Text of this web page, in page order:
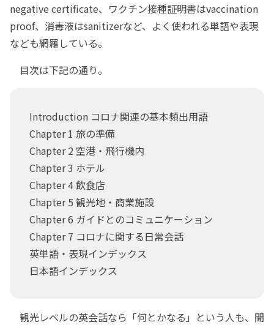
negative certificate、ワクチン接種証明書はvaccination
proof、消毒液はsanitizerなど、よく使われる単語や表現
なども網羅している。
目次は下記の通り。
Introduction コロナ関連の基本頻出用語
Chapter 1 旅の準備
Chapter 2 空港・飛行機内
Chapter 3 ホテル
Chapter 4 飲食店
Chapter 5 観光地・商業施設
Chapter 6 ガイドとのコミュニケーション
Chapter 7 コロナに関する日常会話
英単語・表現インデックス
日本語インデックス
観光レベルの英会話なら「何とかなる」という人も、聞